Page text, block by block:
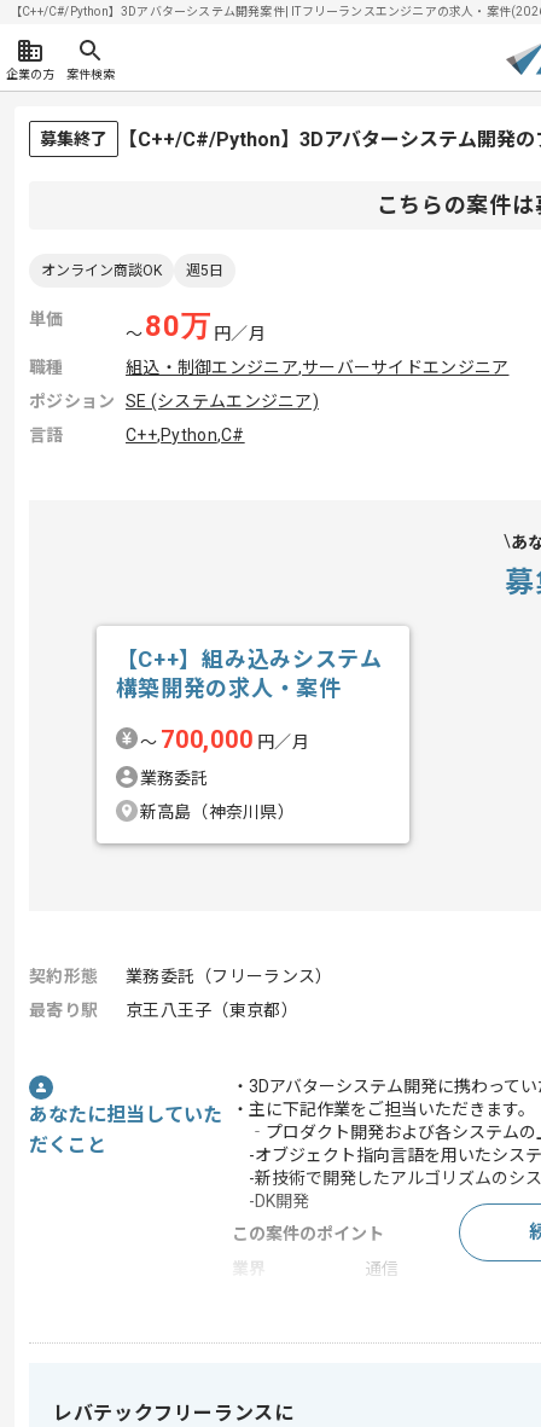
【C++/C#/Python】3Dアバターシステム開発案件| ITフリーランスエンジニアの求人・案件
企業の方 案件検索
募集終了 【C++/C#/Python】3Dアバターシステム開発
こちらの案件
オンライン商談OK 週5日
単価
〜80万 円／月
職種
組込・制御エンジニア,サーバーサイドエンジニア
ポジション
SE (システムエンジニア)
言語
C++,Python,C#
あ
【C++】組み込みシステム
構築開発の求人・案件
〜 700,000 円／月
業務委託
新高島（神奈川県）
契約形態
業務委託（フリーランス）
最寄り駅
京王八王子（東京都）
あなたに担当していた
だくこと
・3Dアバターシステム開発に携わって
・主に下記作業をご担当いただきます。
‐プロダクト開発および各システムの
-オブジェクト指向言語を用いたシス
-新技術で開発したアルゴリズムのシ
-DK開発
この案件のポイント
業界
通信
担当領域/システ クラウドサービス
レバテックフリーランスに